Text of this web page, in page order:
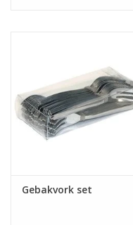
Gebakvork set